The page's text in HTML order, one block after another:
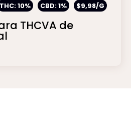
THC: 10% CBD: 1% $9,98/G
THCVA de